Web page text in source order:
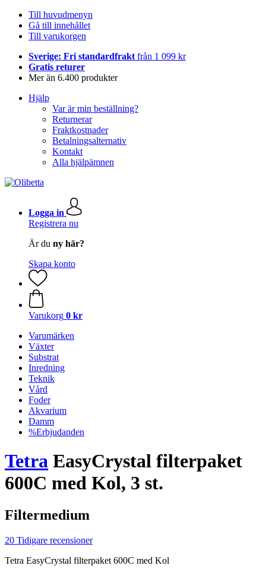
Till huvudmenyn
Gå till innehållet
Till varukorgen
Sverige: Fri standardfrakt från 1 099 kr
Gratis returer
Mer än 6.400 produkter
Hjälp
Var är min beställning?
Returnerar
Fraktkostnader
Betalningsalternativ
Kontakt
Alla hjälpämnen
Logga in
Registrera nu
Är du ny här?
Skapa konto
Varukorg 0 kr
Varumärken
Växter
Substrat
Inredning
Teknik
Vård
Foder
Akvarium
Damm
%Erbjudanden
Tetra EasyCrystal filterpaket
600C med Kol, 3 st.
Filtermedium
20 Tidigare recensioner
Tetra EasyCrystal filterpaket 600C med Kol